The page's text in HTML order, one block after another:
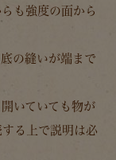
も強度の面から
の縫いが端まで
いていても物が
る上で説明は必